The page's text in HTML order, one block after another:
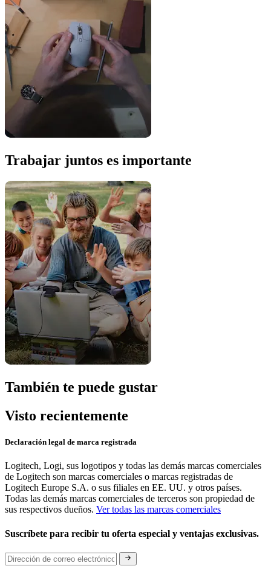
Trabajar juntos es importante
También te puede gustar
Visto recientemente
Declaración legal de marca registrada
Logitech, Logi, sus logotipos y todas las demás marcas comerciales
de Logitech son marcas comerciales o marcas registradas de
Logitech Europe S.A. o sus filiales en EE. UU. y otros países.
Todas las demás marcas comerciales de terceros son propiedad de
sus respectivos dueños. Ver todas las marcas comerciales
Suscríbete para recibir tu oferta especial y ventajas exclusivas.